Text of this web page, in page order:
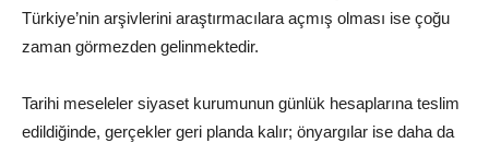
Türkiye’nin arşivlerini araştırmacılara açmış olması ise çoğu
zaman görmezden gelinmektedir.
Tarihi meseleler siyaset kurumunun günlük hesaplarına teslim
edildiğinde, gerçekler geri planda kalır; önyargılar ise daha da